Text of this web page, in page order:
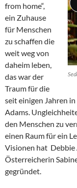
from home“,
ein Zuhause
für Menschen
zu schaffen die
weit weg von
daheim leben,
das war der
Traum für die
seit einigen Jahren
Adams.
den Menschen zu
einen Raum für ein
Visionen hat Debbie
Österreicherin
gegründet.